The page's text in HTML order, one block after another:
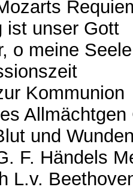
ist unser Gott
o meine Seele
Kommunion
Allmächtgen
und
F. Händels
L.v.